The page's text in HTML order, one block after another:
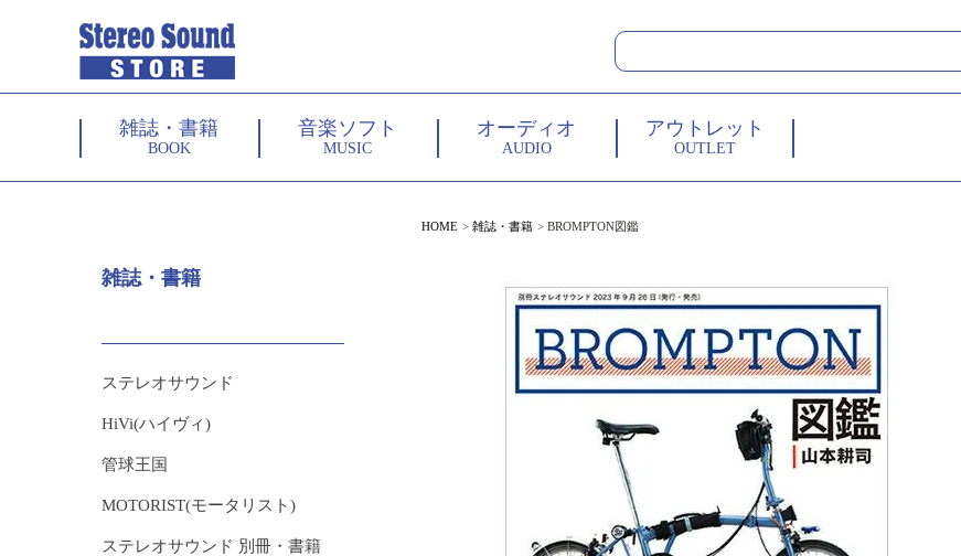
雑誌・書籍
BOOK
音楽ソフト
MUSIC
オーディオ
AUDIO
アウトレット
OUTLET
雑誌・書籍
ステレオサウンド
HiVi(ハイヴィ)
管球王国
MOTORIST(モータリスト)
ステレオサウンド 別冊・書籍
HOME 雑誌・書籍 BROMPTON図鑑